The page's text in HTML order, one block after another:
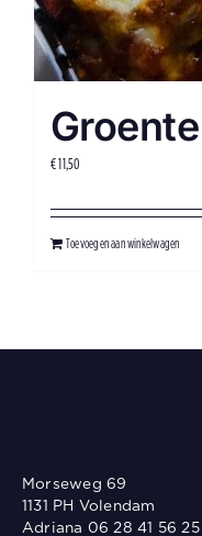
€11,50
Toevoegen aan winkelwagen
Morseweg 69
1131 PH Volendam
Adriana 06 28 41 56 25